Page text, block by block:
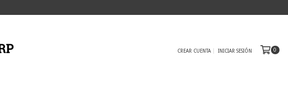
CREAR CUENTA INICIAR SESIÓN 0